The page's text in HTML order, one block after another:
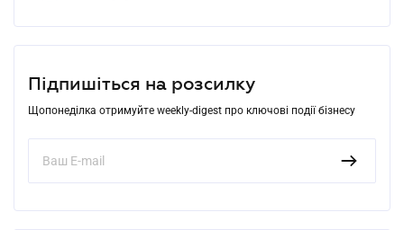
Підпишіться на розсилку
Щопонеділка отримуйте weekly-digest про ключові події бізнесу